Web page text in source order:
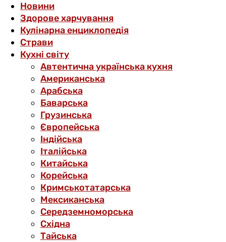
Новини
Здорове харчування
Кулінарна енциклопедія
Страви
Кухні світу
Автентична українська кухня
Американська
Арабська
Баварська
Грузинська
Європейська
Індійська
Італійська
Китайська
Корейська
Кримськотатарська
Мексиканська
Середземноморська
Східна
Тайська